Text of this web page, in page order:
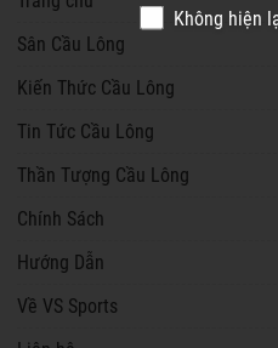
Sân Cầu Lông
Kiến Thức Cầu Lông
Tin Tức Cầu Lông
Thần Tượng Cầu Lông
Chính Sách
Hướng Dẫn
Về VS Sports
Không hiện